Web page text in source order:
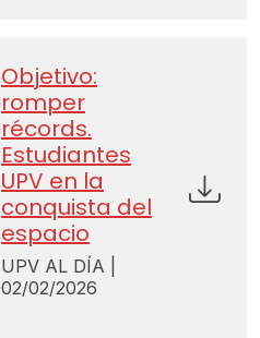
Objetivo:
romper
récords.
Estudiantes
UPV en la
conquista del
espacio
UPV AL DÍA |
02/02/2026